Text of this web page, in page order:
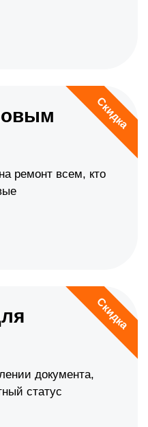
Скидка
ремонт всем, кто
Скидка
документа,
статус